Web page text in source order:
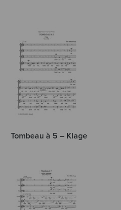
Tombeau à 5 – Klage